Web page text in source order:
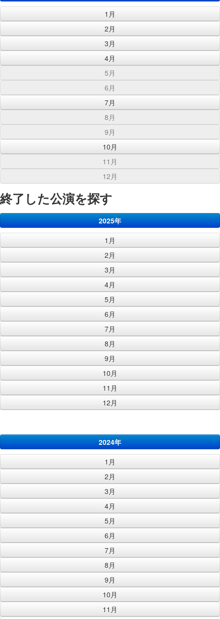
1月
2月
3月
4月
5月
6月
7月
8月
9月
10月
11月
12月
終了した公演を探す
2025年
1月
2月
3月
4月
5月
6月
7月
8月
9月
10月
11月
12月
2024年
1月
2月
3月
4月
5月
6月
7月
8月
9月
10月
11月